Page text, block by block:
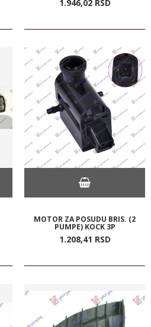
1.946,02 RSD
MOTOR ZA POSUDU BRIS. (2
PUMPE) KOCK 3P
1.208,41 RSD